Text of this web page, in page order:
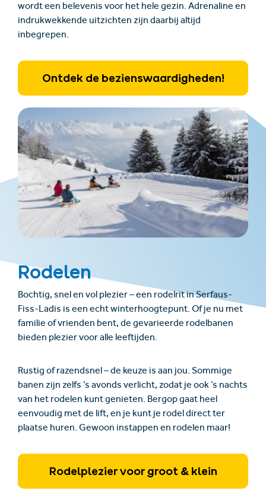
wordt een belevenis voor het hele gezin. Adrenaline en
indrukwekkende uitzichten zijn daarbij altijd
inbegrepen.
Ontdek de bezienswaardigheden!
Rodelen
Bochtig, snel en vol plezier – een rodelrit in Serfaus-
Fiss-Ladis is een echt winterhoogtepunt. Of je nu met
familie of vrienden bent, de gevarieerde rodelbanen
bieden plezier voor alle leeftijden.
Rustig of razendsnel – de keuze is aan jou. Sommige
banen zijn zelfs ’s avonds verlicht, zodat je ook ’s nachts
van het rodelen kunt genieten. Bergop gaat heel
eenvoudig met de lift, en je kunt je rodel direct ter
plaatse huren. Gewoon instappen en rodelen maar!
Rodelplezier voor groot & klein